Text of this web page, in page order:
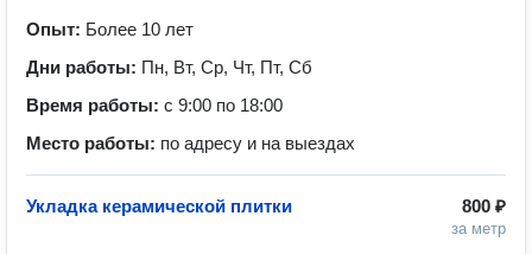
Опыт: Более 10 лет
Дни работы: Пн, Вт, Ср, Чт, Пт, Сб
Время работы: с 9:00 по 18:00
Место работы: по адресу и на выездах
800 ₽
за метр
Укладка керамической плитки